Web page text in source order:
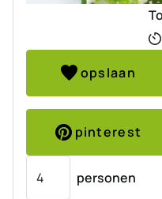
opslaan
pinterest
personen